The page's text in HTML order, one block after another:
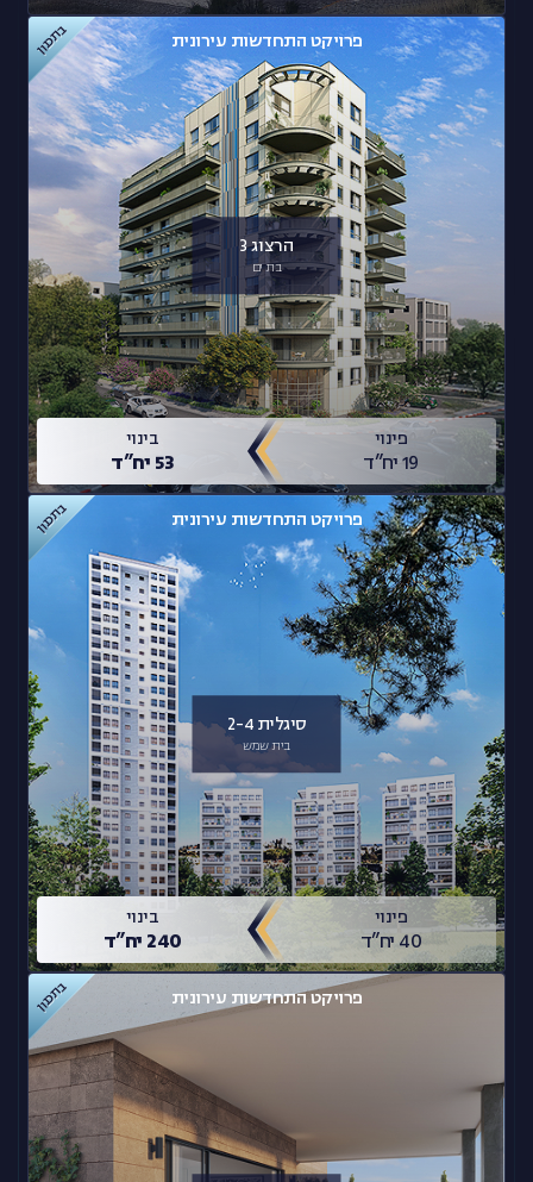
נופי כרמים – אבו גושפרויקט התחדשות עירונית בתכנון
הרצוג 3
בת ים
פינוי
19 יח”ד
בינוי
53 יח”ד
פרויקט התחדשות עירונית בתכנון
סיגלית 2-4
בית שמש
פינוי
40 יח”ד
בינוי
240 יח”ד
פרויקט התחדשות עירונית בתכנון